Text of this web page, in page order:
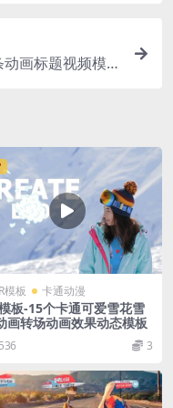
画标题视频模
模板 卡通动漫
板-15个卡通可爱雪花雪
画转场动画效果动态模板
536 3